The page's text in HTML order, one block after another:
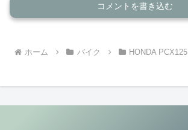
コメントを書き込む
ホーム バイク HONDA PCX125